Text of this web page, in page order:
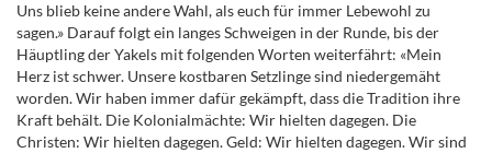
Uns blieb keine andere Wahl, als euch für immer Lebewohl zu
sagen.» Darauf folgt ein langes Schweigen in der Runde, bis der
Häuptling der Yakels mit folgenden Worten weiterfährt: «Mein
Herz ist schwer. Unsere kostbaren Setzlinge sind niedergemäht
worden. Wir haben immer dafür gekämpft, dass die Tradition ihre
Kraft behält. Die Kolonialmächte: Wir hielten dagegen. Die
Christen: Wir hielten dagegen. Geld: Wir hielten dagegen. Wir sind